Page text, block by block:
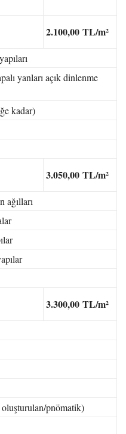
2.100,00 TL/m²
yanları açık dinlenme
kadar)
3.050,00 TL/m²
ağılları
3.300,00 TL/m²
oluşturulan/pnömatik)